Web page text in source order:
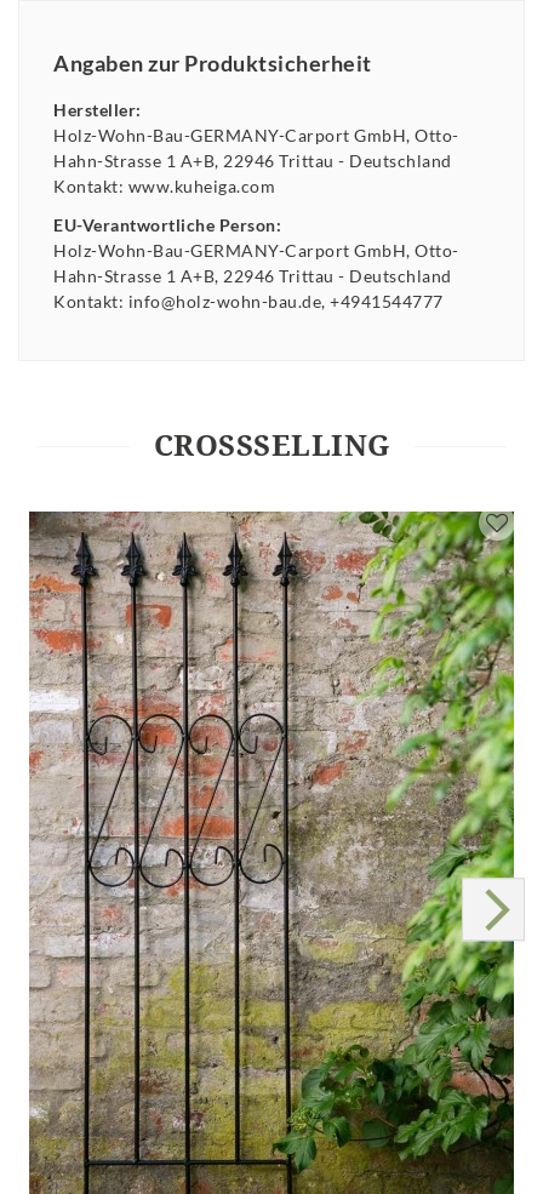
Angaben zur Produktsicherheit
Hersteller:
Holz-Wohn-Bau-GERMANY-Carport GmbH Otto-
Hahn-Strasse 1 A+B 22946 Trittau
Deutschland
Kontakt: www.kuheiga.com
EU-Verantwortliche Person:
Holz-Wohn-Bau-GERMANY-Carport GmbH Otto-
Hahn-Strasse 1 A+B 22946 Trittau
Deutschland
Kontakt: info@holz-wohn-bau.de +4941544777
CROSSSELLING